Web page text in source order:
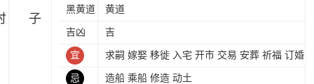
黑黄道 黄道
吉凶 吉
宜 求嗣 嫁娶 移徙 入宅 开市 交易 安葬 祈福 订婚
忌 造船 乘船 修造 动土